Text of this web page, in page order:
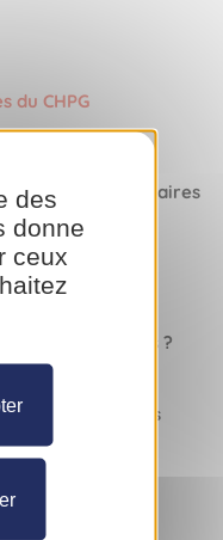
du CHPG
et spinocellulaires
carcinomes
cutanés ?
et indications
des
donne
ceux